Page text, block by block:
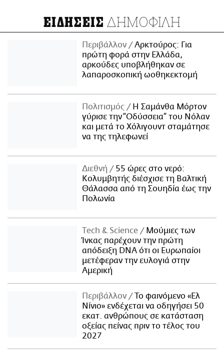
ΕΙΔΗΣΕΙΣ ΔΗΜΟΦΙΛΗ
Περιβάλλον
Αρκτούρος: Για
πρώτη φορά στην Ελλάδα,
αρκούδες υποβλήθηκαν σε
λαπαροσκοπική ωοθηκεκτομή
Πολιτισμός
Η Σαμάνθα Μόρτον
γύρισε την “Οδύσσεια” του Νόλαν
και μετά το Χόλιγουντ σταμάτησε
να της τηλεφωνεί
Διεθνή
55 ώρες στο νερό:
Κολυμβητής διέσχισε τη Βαλτική
Θάλασσα από τη Σουηδία έως την
Πολωνία
Τech & Science
Μούμιες των
Ίνκας παρέχουν την πρώτη
απόδειξη DNA ότι οι Ευρωπαίοι
μετέφεραν την ευλογιά στην
Αμερική
Περιβάλλον
Το φαινόμενο «Ελ
Νίνιο» ενδέχεται να οδηγήσει 50
εκατ. ανθρώπους σε κατάσταση
οξείας πείνας πριν το τέλος του
2027